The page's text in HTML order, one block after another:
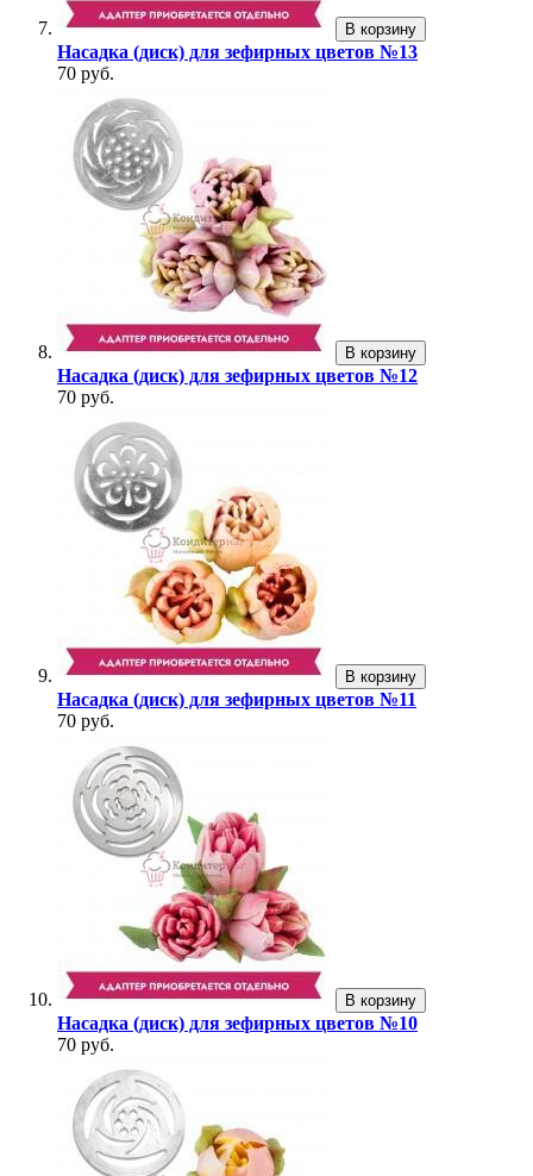
В корзину
Насадка (диск) для зефирных цветов №13
70 руб.
В корзину
Насадка (диск) для зефирных цветов №12
70 руб.
В корзину
Насадка (диск) для зефирных цветов №11
70 руб.
В корзину
Насадка (диск) для зефирных цветов №10
70 руб.